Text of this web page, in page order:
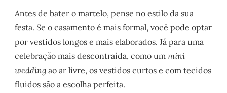
Antes de bater o martelo, pense no estilo da sua
festa. Se o casamento é mais formal, você pode optar
por vestidos longos e mais elaborados. Já para uma
celebração mais descontraída, como ummini
wedding ao ar livre, os vestidos curtos e com tecidos
fluidos são a escolha perfeita.